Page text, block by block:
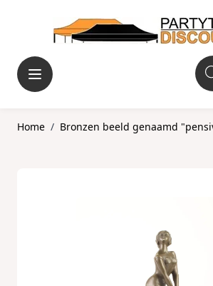
Home / Bronzen beeld genaamd